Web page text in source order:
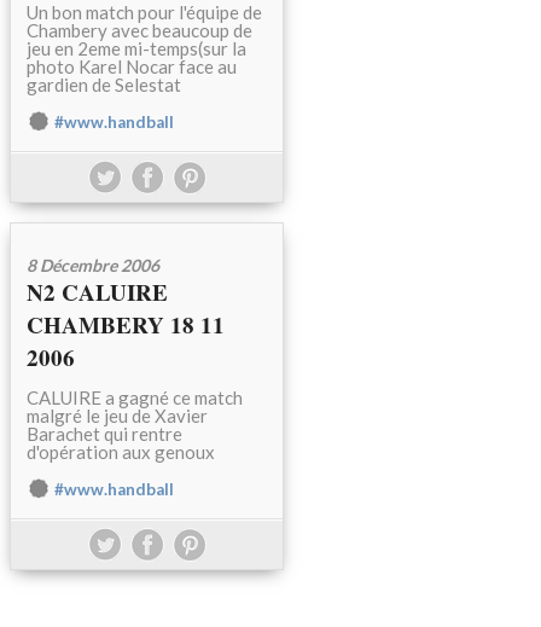
Un bon match pour l'équipe de
Chambery avec beaucoup de
jeu en 2eme mi-temps(sur la
photo Karel Nocar face au
gardien de Selestat
#www.handball
8 Décembre 2006
N2 CALUIRE
CHAMBERY 18 11
2006
CALUIRE a gagné ce match
malgré le jeu de Xavier
Barachet qui rentre
d'opération aux genoux
#www.handball